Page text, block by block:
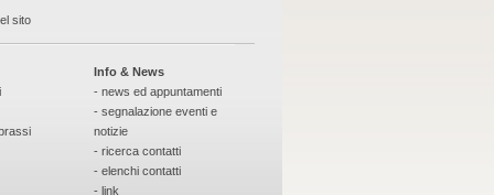
sito
Info & News
- news ed appuntamenti
- segnalazione eventi e
notizie
- ricerca contatti
- elenchi contatti
- link